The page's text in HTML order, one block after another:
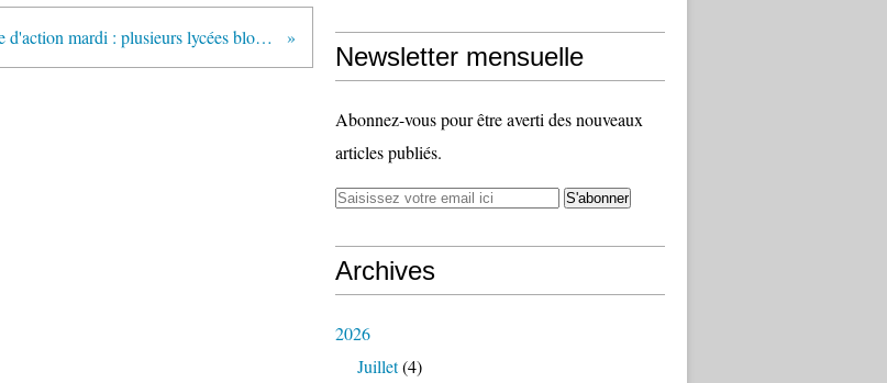
"Journée d'action mardi : plusieurs lycées bloqués à Paris" (AFP via VousNousIls.fr)
Newsletter mensuelle
Abonnez-vous pour être averti des nouveaux
articles publiés.
Archives
2026
Juillet(4)